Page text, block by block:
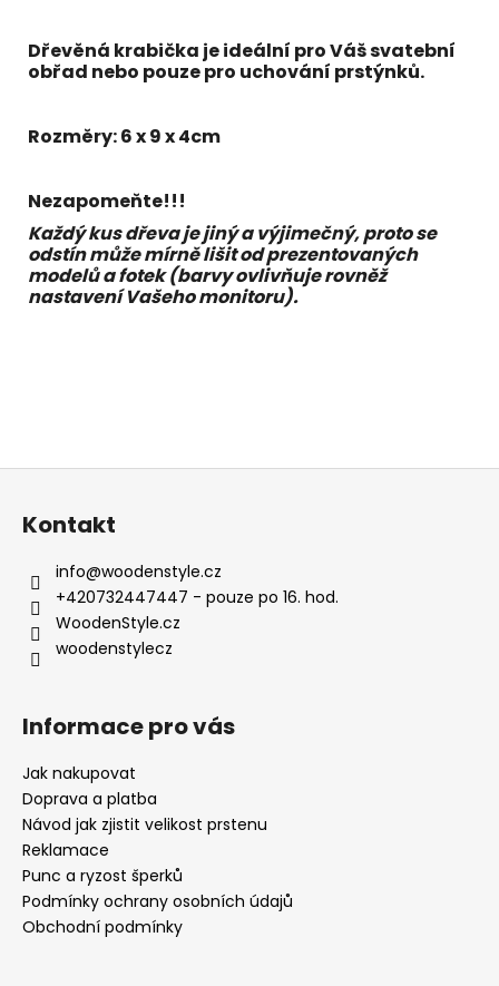
Dřevěná krabička je ideální pro Váš svatební
obřad nebo pouze pro uchování prstýnků.
Rozměry: 6 x 9 x 4cm
Nezapomeňte!!!
Každý kus dřeva je jiný a výjimečný, proto se
odstín může mírně lišit od prezentovaných
modelů a fotek (barvy ovlivňuje rovněž
nastavení Vašeho monitoru).
Z
Kontakt
info@woodenstyle.cz
+420732447447 - pouze po 16. hod.
WoodenStyle.cz
woodenstylecz
Informace pro vás
Jak nakupovat
Doprava a platba
Návod jak zjistit velikost prstenu
Reklamace
Punc a ryzost šperků
Podmínky ochrany osobních údajů
Obchodní podmínky